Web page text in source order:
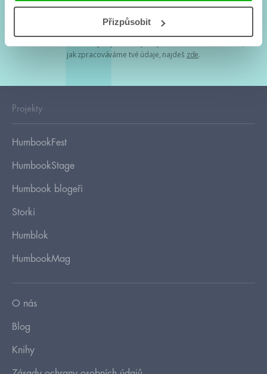
Přizpůsobit
Tvá e-mailová adresa je u nás v bezpečí. Přečti si
jak zpracováváme tvé údaje, najdeš zde.
Projekty
HumbookFest
HumbookStage
Humbook blogeři
Storki
Humblok
HumbookMag
O nás
Blog
Knihy